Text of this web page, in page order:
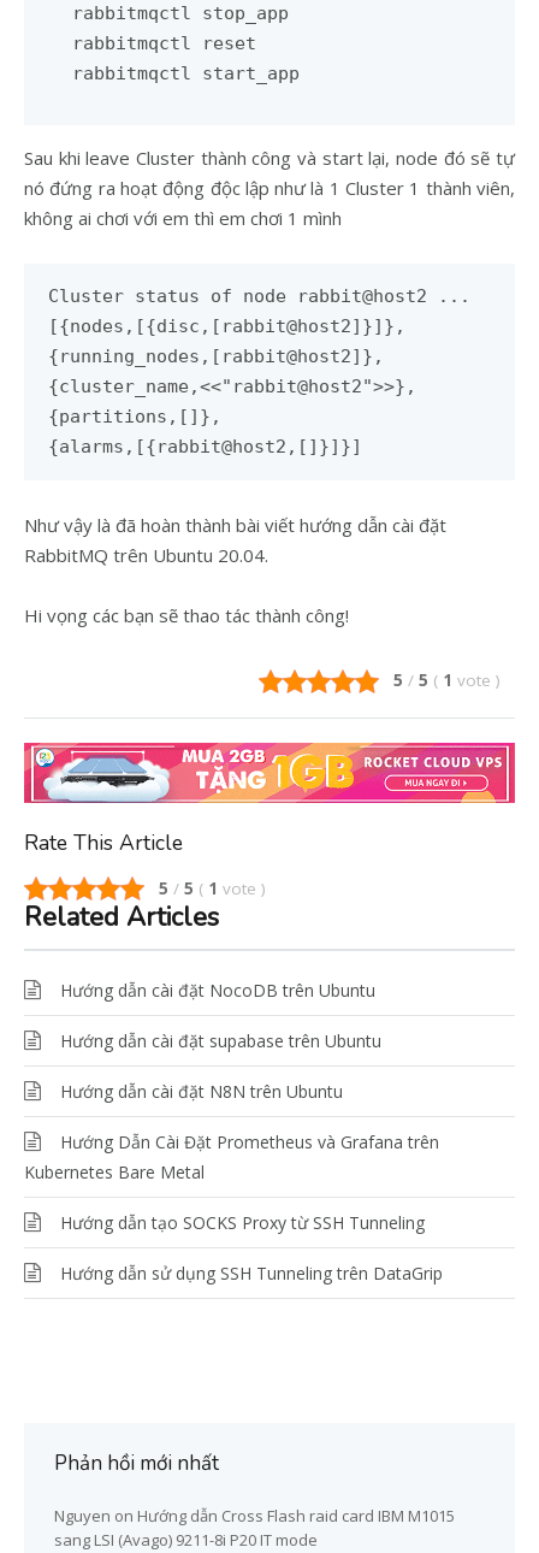
rabbitmqctl stop_app
rabbitmqctl reset
Sau khi leave Cluster thành công và start lại, node đó sẽ tự
nó đứng ra hoạt động độc lập như là 1 Cluster 1 thành viên,
không ai chơi với em thì em chơi 1 mình
Cluster status of node rabbit@host2 ...
[{nodes,[{disc,[rabbit@host2]}]},
{running_nodes,[rabbit@host2]},
{cluster_name,<<"rabbit@host2">>},
{partitions,[]},
{alarms,[{rabbit@host2,[]}]}]
Như vậy là đã hoàn thành bài viết hướng dẫn cài đặt
RabbitMQ trên Ubuntu 20.04.
Hi vọng các bạn sẽ thao tác thành công!
5 / 5 ( 1 vote )
Rate This Article
5 / 5 ( 1 vote )
Related Articles
Hướng dẫn cài đặt NocoDB trên Ubuntu
Hướng dẫn cài đặt supabase trên Ubuntu
Hướng dẫn cài đặt N8N trên Ubuntu
Hướng Dẫn Cài Đặt Prometheus và Grafana trên
Kubernetes Bare Metal
Hướng dẫn tạo SOCKS Proxy từ SSH Tunneling
Hướng dẫn sử dụng SSH Tunneling trên DataGrip
Phản hồi mới nhất
Nguyen on Hướng dẫn Cross Flash raid card IBM M1015
sang LSI (Avago) 9211-8i P20 IT mode